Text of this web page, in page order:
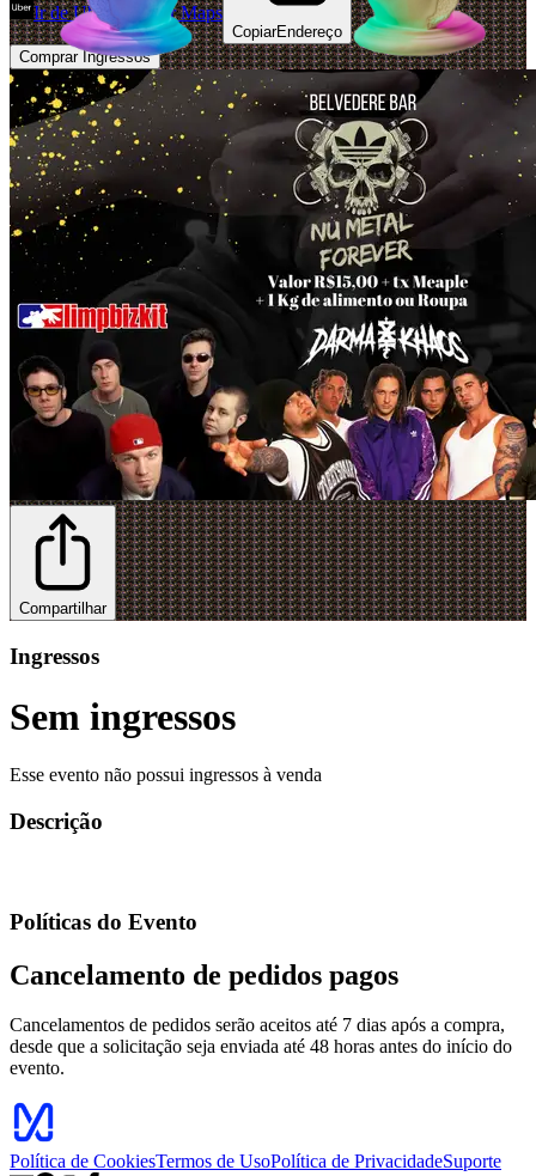
Ir de Uber Abrir Maps
CopiarEndereço
Comprar Ingressos
Compartilhar
Ingressos
Sem ingressos
Esse evento não possui ingressos à venda
Descrição
Políticas do Evento
Cancelamento de pedidos pagos
Cancelamentos de pedidos serão aceitos até 7 dias após a compra,
desde que a solicitação seja enviada até 48 horas antes do início do
evento.
Política de CookiesTermos de UsoPolítica de PrivacidadeSuporte